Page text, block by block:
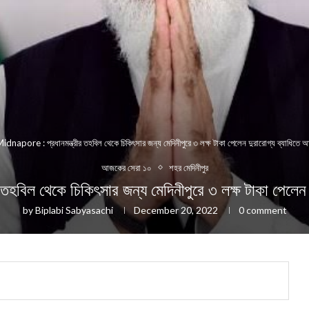
: প্রধানমন্ত্রীর তহবিল থেকে চিকিৎসার জন্য মেদিনীপুরে ৩ লক্ষ টাকা পেলেন দুরারোগ্য ব্যাধিতে
আজকের সেরা ১০ শহর মেদিনীপুর
থেকে চিকিৎসার জন্য মেদিনীপুরে ৩ লক্ষ টাকা
byBiplabi Sabyasachi December 20, 2022 0 comment